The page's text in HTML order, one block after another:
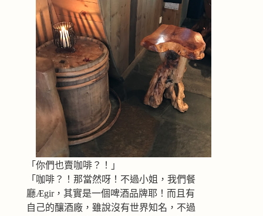
「你們也賣咖啡？！」
「咖啡？！那當然呀！不過小姐，我們餐
廳Ægir，其實是一個啤酒品牌耶！而且有
自己的釀酒廠，雖說沒有世界知名，不過